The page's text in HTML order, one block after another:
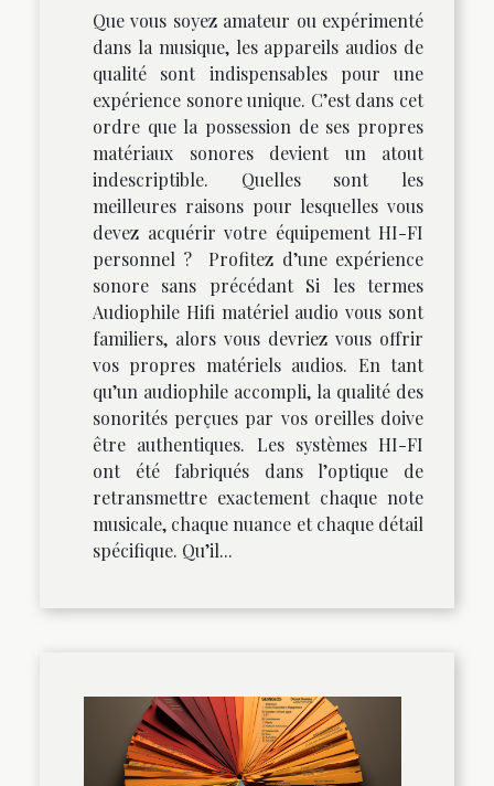
Que vous soyez amateur ou expérimenté
dans la musique, les appareils audios de
qualité sont indispensables pour une
expérience sonore unique. C’est dans cet
ordre que la possession de ses propres
matériaux sonores devient un atout
indescriptible. Quelles sont les
meilleures raisons pour lesquelles vous
devez acquérir votre équipement HI-FI
personnel ? Profitez d’une expérience
sonore sans précédant Si les termes
Audiophile Hifi matériel audio vous sont
familiers, alors vous devriez vous offrir
vos propres matériels audios. En tant
qu’un audiophile accompli, la qualité des
sonorités perçues par vos oreilles doive
être authentiques. Les systèmes HI-FI
ont été fabriqués dans l’optique de
retransmettre exactement chaque note
musicale, chaque nuance et chaque détail
spécifique. Qu’il...